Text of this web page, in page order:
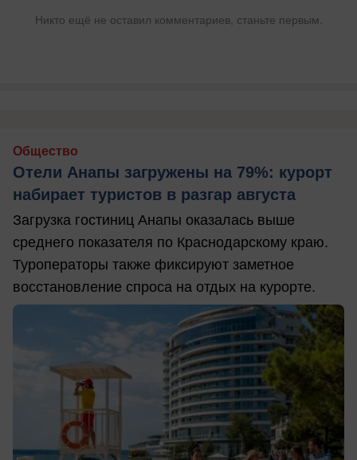
Никто ещё не оставил комментариев, станьте первым.
Общество
Отели Анапы загружены на 79%: курорт
набирает туристов в разгар августа
Загрузка гостиниц Анапы оказалась выше
среднего показателя по Краснодарскому краю.
Туроператоры также фиксируют заметное
восстановление спроса на отдых на курорте.